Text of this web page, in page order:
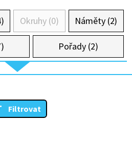
Okruhy (0) Náměty (2)
Pořady (2)
Filtrovat